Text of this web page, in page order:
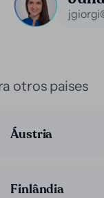
otros paises
Áustria
Finlândia